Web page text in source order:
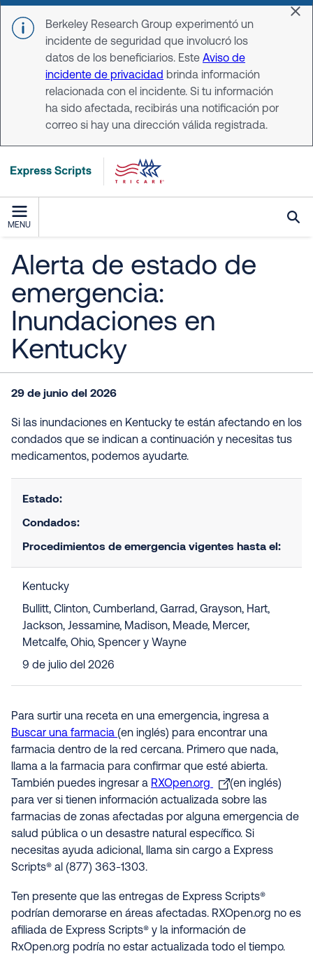
Skip to main content
Berkeley Research Group experimentó un
incidente de seguridad que involucró los
datos de los beneficiarios. Este Aviso de
incidente de privacidad brinda información
relacionada con el incidente. Si tu información
ha sido afectada, recibirás una notificación por
correo si hay una dirección válida registrada.
MENU
Alerta de estado de
emergencia:
Inundaciones en
Kentucky
29 de junio del 2026
Si las inundaciones en Kentucky te están afectando en los
condados que se indican a continuación y necesitas tus
medicamentos, podemos ayudarte.
Estado:
Condados:
Procedimientos de emergencia vigentes hasta el:
Kentucky
Bullitt, Clinton, Cumberland, Garrad, Grayson, Hart,
Jackson, Jessamine, Madison, Meade, Mercer,
Metcalfe, Ohio, Spencer y Wayne
9 de julio del 2026
Para surtir una receta en una emergencia, ingresa a
Buscar una farmacia (en inglés) para encontrar una
farmacia dentro de la red cercana. Primero que nada,
llama a la farmacia para confirmar que esté abierta.
También puedes ingresar a RXOpen.org
(en inglés)
para ver si tienen información actualizada sobre las
farmacias de zonas afectadas por alguna emergencia de
salud pública o un desastre natural específico. Si
necesitas ayuda adicional, llama sin cargo a Express
Scripts® al (877) 363-1303.
Ten presente que las entregas de Express Scripts®
podrían demorarse en áreas afectadas. RXOpen.org no es
afiliada de Express Scripts® y la información de
RxOpen.org podría no estar actualizada todo el tiempo.